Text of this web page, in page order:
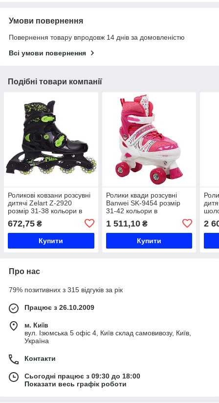
Умови повернення
Повернення товару впродовж 14 днів за домовленістю
Всі умови повернення
Подібні товари компанії
Роликові ковзани розсувні
дитячі Zelart Z-2920
розмір 31-38 кольори в
асортименті Код Z-2920
672,75 ₴
Купити
Ролики квади розсувні
Banwei SK-9454 розмір
31-42 кольори в
асортименті Код SK-9454
1 511,10₴
Купити
42
2
Про нас
79% позитивних з 315 відгуків за рік
Працює з 26.10.2009
м. Київ
вул. Ізюмська 5 офіс 4, Київ склад самовивозу, Київ,
Україна
Контакти
Сьогодні працює з 09:30 до 18:00
Показати весь графік роботи